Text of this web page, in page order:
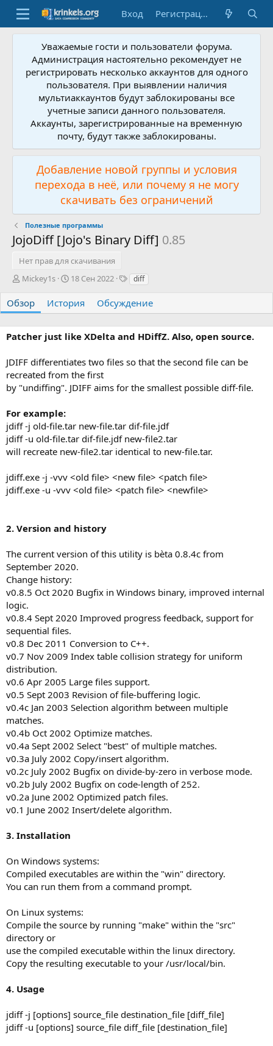
Вход Регистрация
Уважаемые гости и пользователи форума.
Администрация настоятельно рекомендует не
регистрировать несколько аккаунтов для одного
пользователя. При выявлении наличия
мультиаккаунтов будут заблокированы все
учетные записи данного пользователя.
Аккаунты, зарегистрированные на временную
почту, будут также заблокированы.
Добавление новой группы и условия
перехода в неё, или почему я не могу
скачивать без ограничений
Полезные программы
JojoDiff [Jojo's Binary Diff] 0.85
Нет прав для скачивания
А
т
о
Mickey1s
Д
т
а
о
а
н
и
18 Сен 2022
Т
г
и
diff
Обзор История Обсуждение
Patcher just like XDelta and HDiffZ. Also, open source.
JDIFF differentiates two files so that the second file can be
recreated from the first
by "undiffing". JDIFF aims for the smallest possible diff-file.
For example:
jdiff -j old-file.tar new-file.tar dif-file.jdf
jdiff -u old-file.tar dif-file.jdf new-file2.tar
will recreate new-file2.tar identical to new-file.tar.
jdiff.exe -j -vvv <old file> <new file> <patch file>
jdiff.exe -u -vvv <old file> <patch file> <newfile>
2. Version and history
The current version of this utility is bèta 0.8.4c from
September 2020.
Change history:
v0.8.5 Oct 2020 Bugfix in Windows binary, improved internal
logic.
v0.8.4 Sept 2020 Improved progress feedback, support for
sequential files.
v0.8 Dec 2011 Conversion to C++.
v0.7 Nov 2009 Index table collision strategy for uniform
distribution.
v0.6 Apr 2005 Large files support.
v0.5 Sept 2003 Revision of file-buffering logic.
v0.4c Jan 2003 Selection algorithm between multiple
matches.
v0.4b Oct 2002 Optimize matches.
v0.4a Sept 2002 Select "best" of multiple matches.
v0.3a July 2002 Copy/insert algorithm.
v0.2c July 2002 Bugfix on divide-by-zero in verbose mode.
v0.2b July 2002 Bugfix on code-length of 252.
v0.2a June 2002 Optimized patch files.
v0.1 June 2002 Insert/delete algorithm.
3. Installation
On Windows systems:
Compiled executables are within the "win" directory.
You can run them from a command prompt.
On Linux systems:
Compile the source by running "make" within the "src"
directory or
use the compiled executable within the linux directory.
Copy the resulting executable to your /usr/local/bin.
4. Usage
jdiff -j [options] source_file destination_file [diff_file]
jdiff -u [options] source_file diff_file [destination_file]